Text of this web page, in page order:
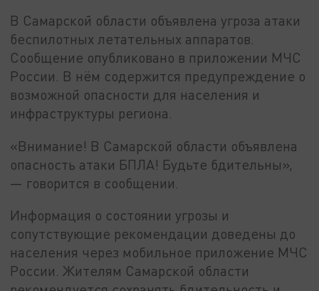
В Самарской области объявлена угроза атаки
беспилотных летательных аппаратов.
Сообщение опубликовано в приложении МЧС
России. В нём содержится предупреждение о
возможной опасности для населения и
инфраструктуры региона.
«Внимание! В Самарской области объявлена
опасность атаки БПЛА! Будьте бдительны»,
— говорится в сообщении.
Информация о состоянии угрозы и
сопутствующие рекомендации доведены до
населения через мобильное приложение МЧС
России. Жителям Самарской области